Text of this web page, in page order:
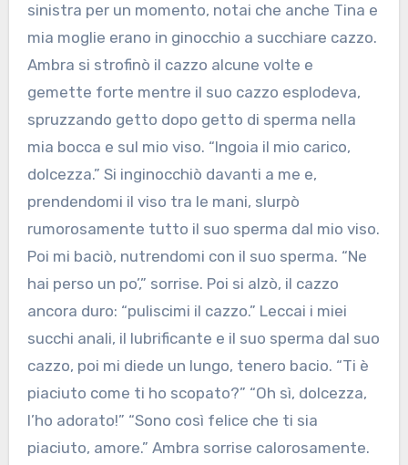
sinistra per un momento, notai che anche Tina e
mia moglie erano in ginocchio a succhiare cazzo.
Ambra si strofinò il cazzo alcune volte e
gemette forte mentre il suo cazzo esplodeva,
spruzzando getto dopo getto di sperma nella
mia bocca e sul mio viso. “Ingoia il mio carico,
dolcezza.” Si inginocchiò davanti a me e,
prendendomi il viso tra le mani, slurpò
rumorosamente tutto il suo sperma dal mio viso.
Poi mi baciò, nutrendomi con il suo sperma. “Ne
hai perso un po’,” sorrise. Poi si alzò, il cazzo
ancora duro: “puliscimi il cazzo.” Leccai i miei
succhi anali, il lubrificante e il suo sperma dal suo
cazzo, poi mi diede un lungo, tenero bacio. “Ti è
piaciuto come ti ho scopato?” “Oh sì, dolcezza,
l’ho adorato!” “Sono così felice che ti sia
piaciuto, amore.” Ambra sorrise calorosamente.